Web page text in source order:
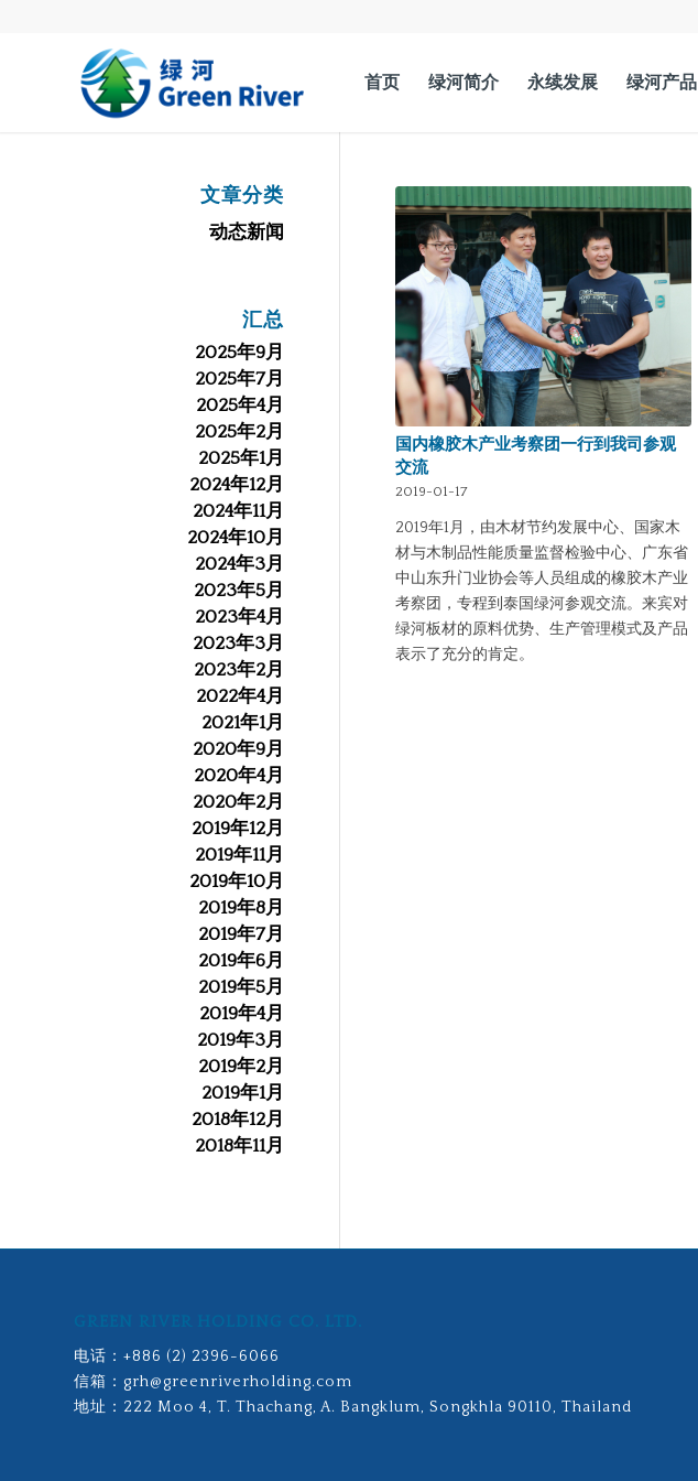
首页 绿河简介 永续发展 绿河产品
国内橡胶木产业考察团一行到我司参观
交流
2019-01-17
2019年1月，由木材节约发展中心、国家木
材与木制品性能质量监督检验中心、广东省
中山东升门业协会等人员组成的橡胶木产业
考察团，专程到泰国绿河参观交流。来宾对
绿河板材的原料优势、生产管理模式及产品
表示了充分的肯定。
文章分类
动态新闻
汇总
2025年9月
2025年7月
2025年4月
2025年2月
2025年1月
2024年12月
2024年11月
2024年10月
2024年3月
2023年5月
2023年4月
2023年3月
2023年2月
2022年4月
2021年1月
2020年9月
2020年4月
2020年2月
2019年12月
2019年11月
2019年10月
2019年8月
2019年7月
2019年6月
2019年5月
2019年4月
2019年3月
2019年2月
2019年1月
2018年12月
2018年11月
GREEN RIVER HOLDING CO. LTD.
电话： +886 (2) 2396-6066
信箱： grh@greenriverholding.com
地址： 222 Moo 4, T. Thachang, A. Bangklum, Songkhla 90110, Thailand